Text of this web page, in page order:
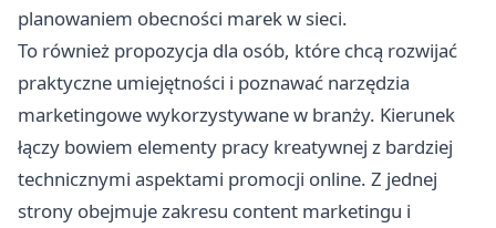
planowaniem obecności marek w sieci.
To również propozycja dla osób, które chcą rozwijać
praktyczne umiejętności i poznawać narzędzia
marketingowe wykorzystywane w branży. Kierunek
łączy bowiem elementy pracy kreatywnej z bardziej
technicznymi aspektami promocji online. Z jednej
strony obejmuje zakresu content marketingu i